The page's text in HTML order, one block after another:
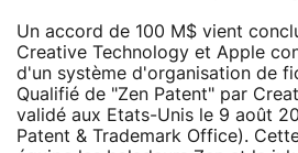
Un accord de 100 M$ vient
Creative Technology et Apple
d'un système d'organisation de
Qualifié de "Zen Patent" par
validé aux Etats-Unis le 9 août
Patent & Trademark Office).